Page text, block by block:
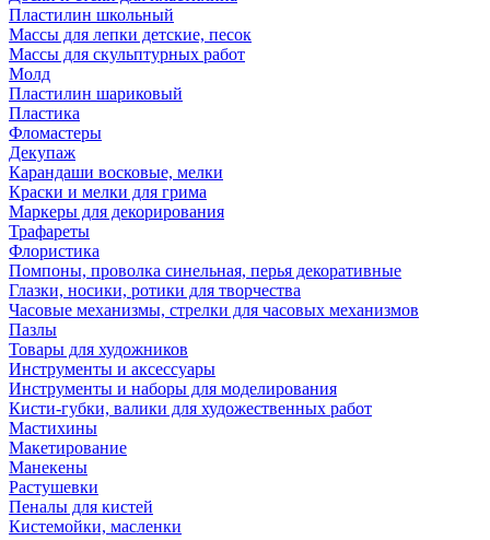
Пластилин школьный
Массы для лепки детские, песок
Массы для скульптурных работ
Молд
Пластилин шариковый
Пластика
Фломастеры
Декупаж
Карандаши восковые, мелки
Краски и мелки для грима
Маркеры для декорирования
Трафареты
Флористика
Помпоны, проволка синельная, перья декоративные
Глазки, носики, ротики для творчества
Часовые механизмы, стрелки для часовых механизмов
Пазлы
Товары для художников
Инструменты и аксессуары
Инструменты и наборы для моделирования
Кисти-губки, валики для художественных работ
Мастихины
Макетирование
Манекены
Растушевки
Пеналы для кистей
Кистемойки, масленки